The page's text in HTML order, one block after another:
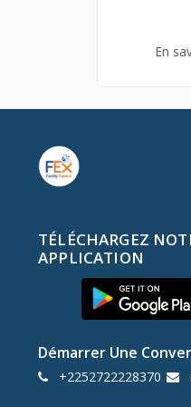
En
TÉLÉCHARGEZ
APPLICATION
Démarrer Une
+2252722228370